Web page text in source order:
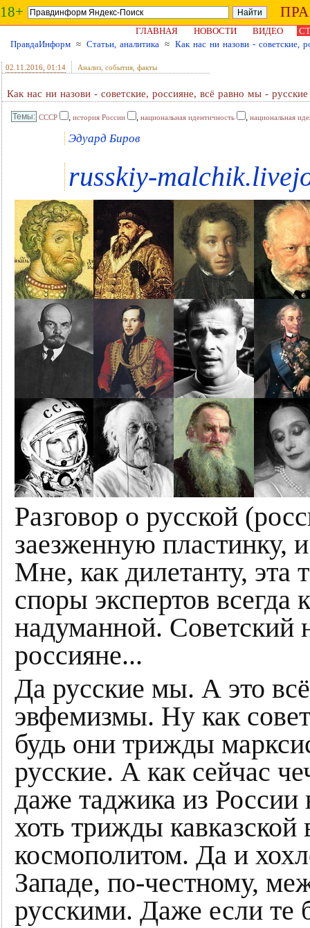
18+
ГЛАВНАЯ НОВОСТИ ВИДЕО
ПравдаИнформ ≈ Статьи, аналитика ≈ Как нас ни назови - советские,
02.11.2016 , 01:14 Анализ, события, факты
Как нас ни назови - советские, россияне, всё равно мы - русские
СССР , история России , национальная идентичность , национальная
Эдуард Биров
russkiy-
Разговор о русской
заезженную пластинку,
Мне, как дилетанту, эта
споры экспертов всегда
надуманной. Советский
россияне...
Да русские мы. А это
эвфемизмы. Ну как
будь они трижды
русские. А как сейчас
даже таджика из
хоть трижды
космополитом. Да и
Западе, по-честному,
русскими. Даже если те